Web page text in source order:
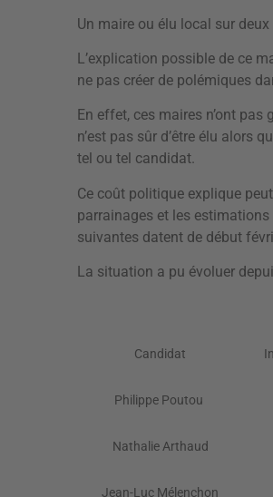
Un maire ou élu local sur
L’explication possible de ce
ne pas créer de polémiques
En effet, ces maires n’ont
n’est pas sûr d’être élu alors
tel ou tel candidat.
Ce coût politique explique
parrainages et les
suivantes datent de début
La situation a pu évoluer
Candidat
Philippe Poutou
Nathalie Arthaud
Jean-Luc Mélenchon